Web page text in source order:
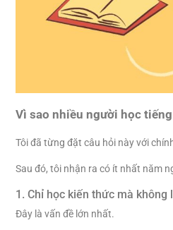
Vì sao nhiều người học
Tôi đã từng đặt câu hỏi này với
Sau đó, tôi nhận ra có ít nhất năm
1. Chỉ học kiến thức mà không
Đây là vấn đề lớn nhất.